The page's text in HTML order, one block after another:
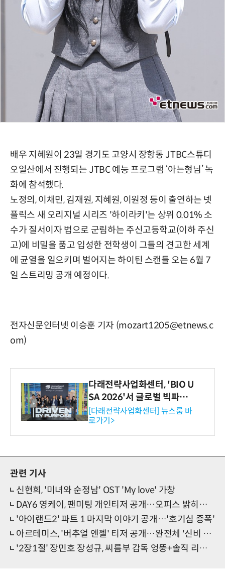
배우 지혜원이 23일 경기도 고양시 장항동 JTBC스튜디
오일산에서 진행되는 JTBC 예능 프로그램 ‘아는형님’ 녹
화에 참석했다.
노정의, 이채민, 김재원, 지혜원, 이원정 등이 출연하는 넷
플릭스 새 오리지널 시리즈 '하이라키'는 상위 0.01% 소
수가 질서이자 법으로 군림하는 주신고등학교(이하 주신
고)에 비밀을 품고 입성한 전학생이 그들의 견고한 세계
에 균열을 일으키며 벌어지는 하이틴 스캔들 오는 6월 7
일 스트리밍 공개 예정이다.
전자신문인터넷 이승훈 기자 (mozart1205@etnews.c
om)
다래전략사업화센터, 'BIO U
SA 2026'서 글로벌 빅파마
와의 비즈니스 미팅 지원…K
-바이오 해외 진출 교두보 확
보
[다래전략사업화센터] 뉴스룸 바
로가기>
관련 기사
신현희, '미녀와 순정남' OST 'My love' 가창
DAY6 영케이, 팬미팅 개인티저 공개…오피스 밝히는 '시크 매력'
'아이랜드2' 파트 1 마지막 이야기 공개…'호기심 증폭'
아르테미스, '버추얼 엔젤' 티저 공개…완전체 '신비 무드'
'2장1절' 장민호 장성규, 씨름부 감독 엉뚱+솔직 리액션 '급당황'